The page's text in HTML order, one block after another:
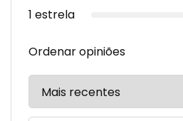
1 estrela
Ordenar opiniões